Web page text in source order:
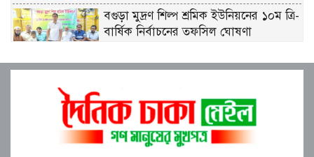
বগুড়া মুদ্রণ শিল্প শ্রমিক ইউনিয়নের ১০ম ত্রি-
বার্ষিক নির্বাচনের তফসিল ঘোষণা
বগুড়ায় ২ হাজার পিস ট্যাপেন্টাডল
বিথীসহ গ্রেফতার ৩
সৎ, ন্যায়নিষ্ঠ, সাহসী ও মানবিক ইউএনও
সাবরিনা শারমিন: কর্মদক্ষতায় মানুষের হৃদয়ে